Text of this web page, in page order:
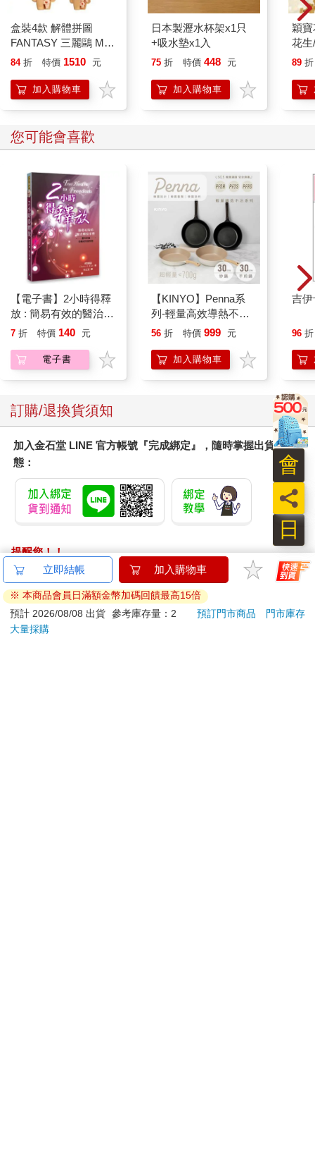
盒裝4款 解體拼圖
FANTASY 三麗鷗 Mix
熱帶櫻桃系列 立體拼
蒂貓 酷洛米 帕恰狗 美
樂蒂 KAITAI
84 折 特價 1510 元
加入購物車
日本製瀝水杯架x1只
+吸水墊x1入
75 折 特價 448 元
加入購物車
穎
花
生)-
89 折
您可能會喜歡
【電子書】2小時得釋
放 : 簡易有效的醫治釋
放手冊
7 折 特價 140 元
電子書
【KINYO】Penna系
列-輕量高效導熱不沾
平煎鍋30cm
56 折 特價 999 元
加入購物車
吉
96 折
訂購/退換貨須知
加入金石堂 LINE 官方帳號『完成綁定』，隨時掌握出貨動
態：
提醒您！！
金石堂及銀行均不會請您操作ATM! 如接獲電話要求您前往
ATM提款機，請不要聽從指示，以免受騙上當！
退換貨須知：
**提醒您，鑑賞期不等於試用期，退回商品須為全新狀態**
立即結帳 加入購物車
※ 本商品會員日滿額金幣加碼回饋最高15倍
預計 2026/08/08 出貨 參考庫存量：2 預訂門市商品
門市庫存
大量採購
日
員
會